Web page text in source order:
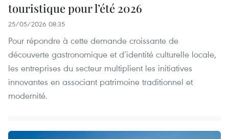
touristique pour l’été 2026
25/05/2026 08:35
Pour répondre à cette demande croissante de
découverte gastronomique et d’identité culturelle locale,
les entreprises du secteur multiplient les initiatives
innovantes en associant patrimoine traditionnel et
modernité.